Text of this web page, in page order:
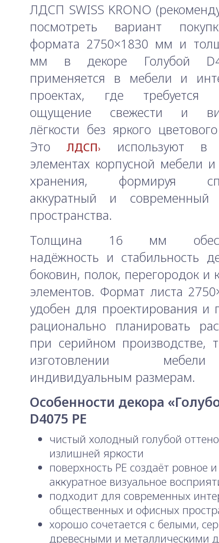
ЛДСП SWISS KRONO
посмотреть вариант
формата 2750×1830 мм и
мм в декоре Голубой
применяется в мебели и
проектах, где требуется
ощущение свежести и
лёгкости без яркого
Это ЛДСП
используют в
элементах корпусной мебели и
хранения, формируя
аккуратный и современный
пространства.
Толщина 16 мм
надёжность и стабильность
боковин, полок, перегородок и
элементов. Формат листа
удобен для проектирования и
рационально планировать
при серийном производстве,
изготовлении
индивидуальным размерам.
Особенности декора
D4075 PE
чистый холодный голубой
излишней яркости
поверхность PE создаёт ровное и
аккуратное визуальное
подходит для современных
общественных и офисных
хорошо сочетается с белыми,
древесными и металлическими